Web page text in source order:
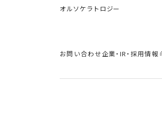
オルソケラトロジー
お問い合わせ企業・IR・採用情報